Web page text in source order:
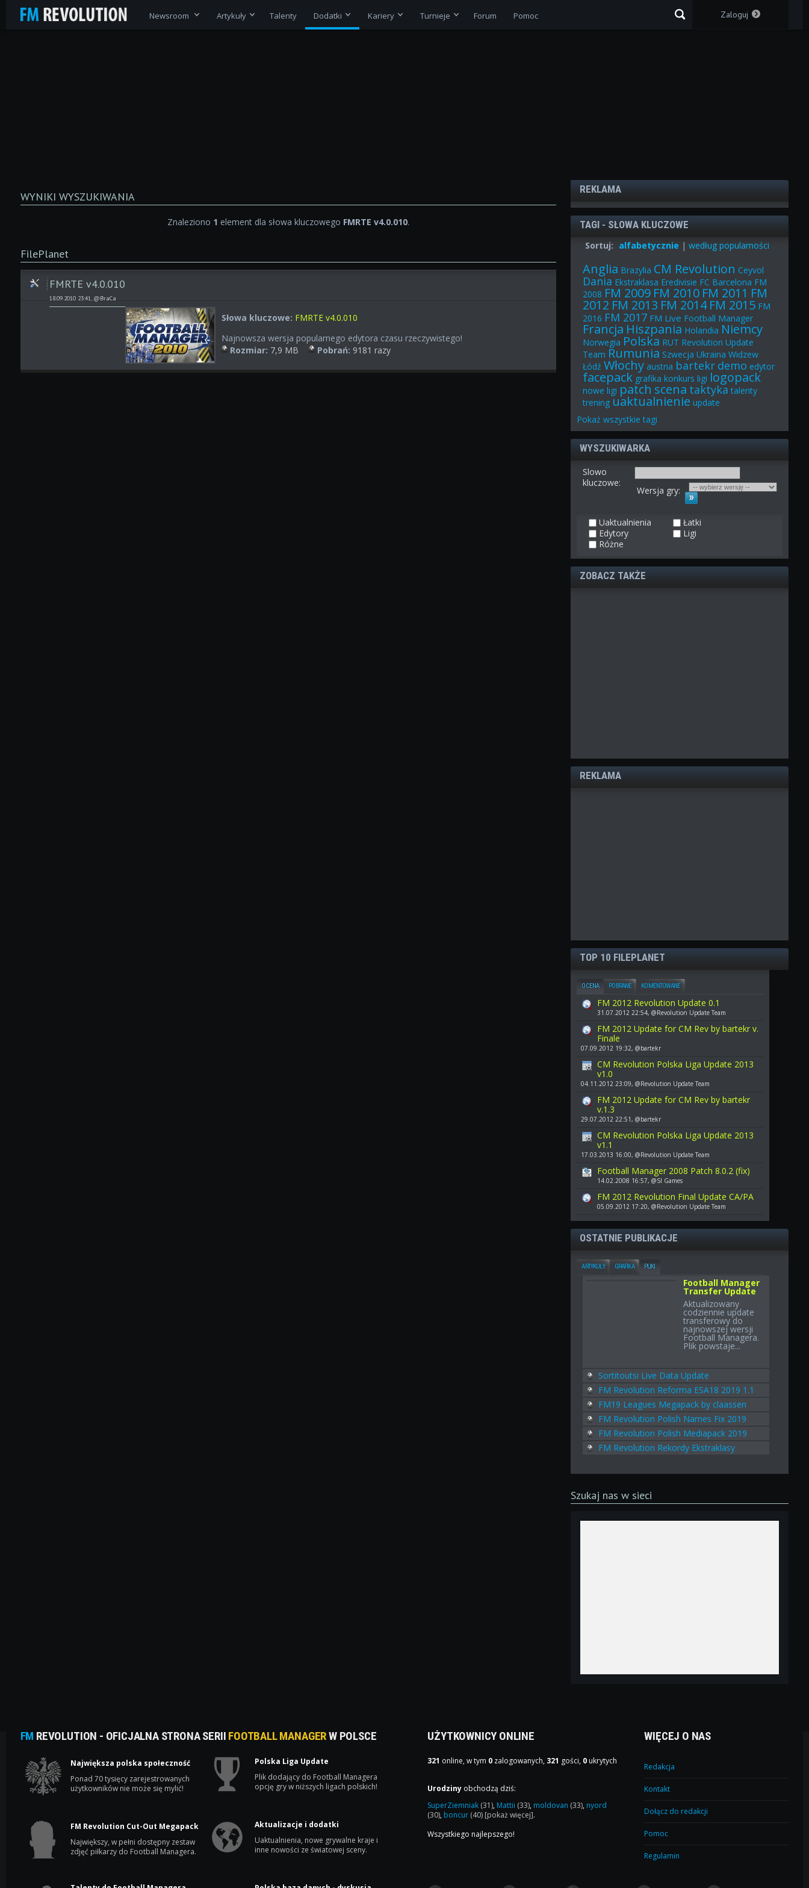
Newsroom Artykuły Talenty Dodatki Kariery Turnieje Forum Pomoc Zaloguj
WYNIKI WYSZUKIWANIA
Znaleziono 1 element dla słowa kluczowego FMRTE v4.0.010.
FilePlanet
FMRTE v4.0.010
18.09.2010 23:41, @BraCa
Słowa kluczowe: FMRTE v4.0.010
Najnowsza wersja popularnego edytora czasu rzeczywistego!
Rozmiar: 7,9 MB Pobrań: 9181 razy
REKLAMA
TAGI - SŁOWA KLUCZOWE
Sortuj: alfabetycznie |według popularności
Anglia Brazylia CM Revolution Ceyvol
Dania Ekstraklasa Eredivisie FC Barcelona FM
2008 FM 2009 FM 2010 FM 2011 FM
2012 FM 2013 FM 2014 FM 2015 FM
2016 FM 2017 FM Live Football Manager
Francja Hiszpania Holandia Niemcy
Norwegia Polska RUT Revolution Update
Team Rumunia Szwecja Ukraina Widzew
Łódź Włochy austria bartekr demo edytor
facepack grafika konkurs ligi logopack
nowe ligi patch scena taktyka talenty
trening uaktualnienie update
Pokażwszystkie tagi
WYSZUKIWARKA
Slowo
kluczowe:
Wersja gry:
Uaktualnienia
Łatki
Edytory
Ligi
Różne
ZOBACZ TAKŻE
REKLAMA
TOP 10 FILEPLANET
OCENA POBRANE KOMENTOWANE
FM 2012 Revolution Update 0.1
31.07.2012 22:54, @Revolution Update Team
FM 2012 Update for CM Rev by bartekr v.
Finale
07.09.2012 19:32, @bartekr
CM Revolution Polska Liga Update 2013
v1.0
04.11.2012 23:09, @Revolution Update Team
FM 2012 Update for CM Rev by bartekr
v.1.3
29.07.2012 22:51, @bartekr
CM Revolution Polska Liga Update 2013
v1.1
17.03.2013 16:00, @Revolution Update Team
Football Manager 2008 Patch 8.0.2 (fix)
14.02.2008 16:57, @SI Games
FM 2012 Revolution Final Update CA/PA
05.09.2012 17:20, @Revolution Update Team
OSTATNIE PUBLIKACJE
ARTYKUŁY GRAFIKA PLIKI
Football Manager
Transfer Update
Aktualizowany
codziennie update
transferowy do
najnowszej wersji
Football Managera.
Plik powstaje...
Sortitoutsi Live Data Update
FM Revolution Reforma ESA18 2019 1.1
FM19 Leagues Megapack by claassen
FM Revolution Polish Names Fix 2019
FM Revolution Polish Mediapack 2019
FM Revolution Rekordy Ekstraklasy
Szukaj nas w sieci
FM REVOLUTION - OFICJALNA STRONA SERII FOOTBALL MANAGERW POLSCE
Największa polska społeczność
Ponad 70 tysięcy zarejestrowanych
użytkowników nie może się mylić!
Polska Liga Update
Plik dodający do Football Managera
opcję gry w niższych ligach polskich!
FM Revolution Cut-Out Megapack
Największy, w pełni dostępny zestaw
zdjęć piłkarzy do Football Managera.
Aktualizacje i dodatki
Uaktualnienia, nowe grywalne kraje i
inne nowości ze światowej sceny.
UŻYTKOWNICY ONLINE
321 online, w tym 0 zalogowanych, 321 gości, 0 ukrytych
Urodziny obchodzą dziś:
SuperZiemniak (31), Mattii (33), moldovan (33), nyord
(30), boncur (40) [pokaż więcej].
Wszystkiego najlepszego!
WIĘCEJ O NAS
Redakcja
Kontakt
Dołącz do redakcji
Pomoc
Regulamin